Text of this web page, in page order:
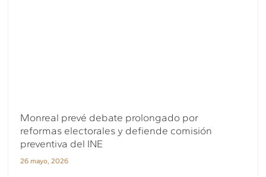
Monreal prevé debate prolongado por
reformas electorales y defiende comisión
preventiva del INE
26 mayo, 2026